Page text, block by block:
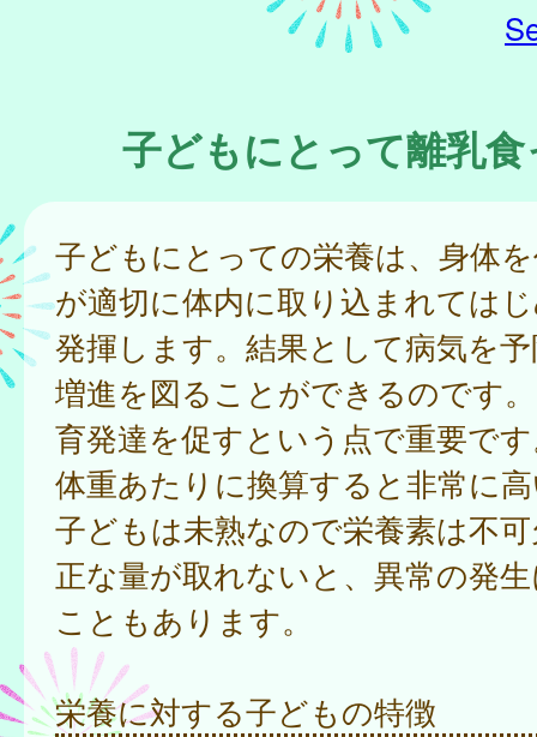
子どもにとって離乳
子どもにとっての栄養は、身体
が適切に体内に取り込まれては
発揮します。結果として病気を
増進を図ることができるのです
育発達を促すという点で重要で
体重あたりに換算すると非常に
子どもは未熟なので栄養素は不
正な量が取れないと、異常の発
こともあります。
栄養に対する子どもの特徴